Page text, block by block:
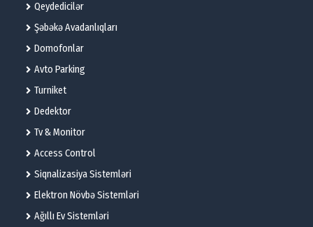
Qeydedicilər
Şəbəkə Avadanlıqları
Domofonlar
Avto Parking
Turniket
Dedektor
Tv & Monitor
Access Control
Siqnalizasiya Sistemləri
Elektron Növbə Sistemləri
Ağıllı Ev Sistemləri